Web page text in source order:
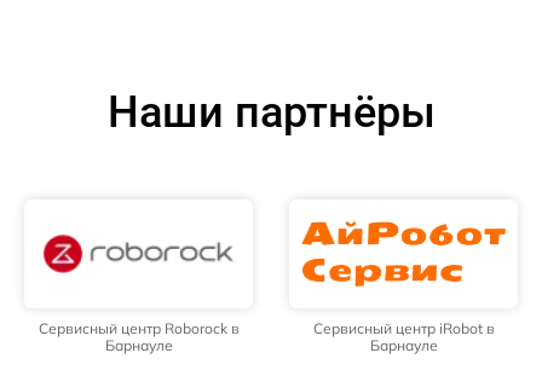
Наши партнёры
Сервисный центр Roborock в
Барнауле
Сервисный центр iRobot в
Барнауле